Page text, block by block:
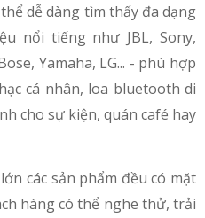
dễ dàng tìm thấy đa dạng
nổi tiếng như JBL, Sony,
Yamaha, LG... - phù hợp
cá nhân, loa bluetooth di
cho sự kiện, quán café hay
các sản phẩm đều có mặt
hàng có thể nghe thử, trải